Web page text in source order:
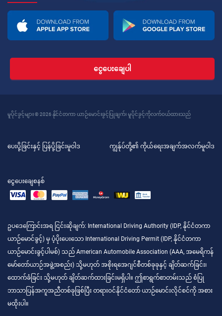
ငွေပေးချေပါ
မူပိုင်ခွင့်များ © 2026 နိုင်ငံတကာ ယာဉ်မောင်းခွင့်ပြုချက်၊ မူပိုင်ခွင့်ကိုလက်ဝယ်ထားသည်
ပေးပို့ခြင်းနှင့် ပြန်ပို့ခြင်းမူဝါဒ ကျွန်ုပ်တို့၏ ကိုယ်ရေးအချက်အလက်မူဝါဒ
ငွေပေးချေစနစ်
ဥပဒေကြောင်းအရ ငြင်းဆိုချက်: International Driving Authority (IDP, နိုင်ငံတကာ
ယာဉ်မောင်ခွင့်) မှ ပံ့ပိုးပေးသော International Driving Permit (IDP, နိုင်ငံတကာ
ယာဉ်မောင်းခွင့်ပါမစ်) သည် American Automobile Association (AAA, အမေရိကန်
မော်တော်ယာဉ်အဖွဲ့အစည်း) သို့မဟုတ် အစိုးရအေဂျင်စီတစ်ခုခုနှင့် ချိတ်ဆက်ခြင်း၊
ထောက်ခံခြင်း သို့မဟုတ် ချိတ်ဆက်ထားခြင်းမရှိပါ။ ဤစာရွက်စာတမ်းသည် စံပြု
ဘာသာပြန်အကူအညီတစ်ခုဖြစ်ပြီး တရားဝင်နိုင်ငံတော် ယာဉ်မောင်းလိုင်စင်ကို အစား
မထိုးပါ။